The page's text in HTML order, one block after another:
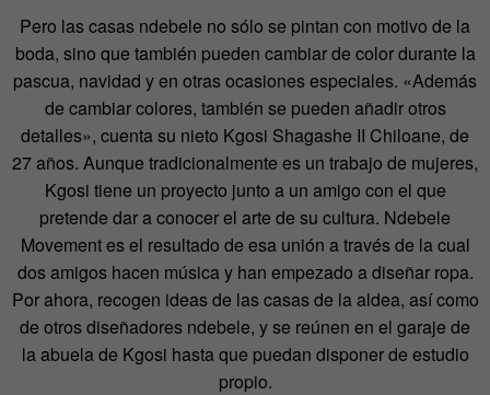
Pero las casas ndebele no sólo se pintan con motivo de la
boda, sino que también pueden cambiar de color durante la
pascua, navidad y en otras ocasiones especiales. «Además
de cambiar colores, también se pueden añadir otros
detalles», cuenta su nieto Kgosi Shagashe II Chiloane, de
27 años. Aunque tradicionalmente es un trabajo de mujeres,
Kgosi tiene un proyecto junto a un amigo con el que
pretende dar a conocer el arte de su cultura. Ndebele
Movement es el resultado de esa unión a través de la cual
dos amigos hacen música y han empezado a diseñar ropa.
Por ahora, recogen ideas de las casas de la aldea, así como
de otros diseñadores ndebele, y se reúnen en el garaje de
la abuela de Kgosi hasta que puedan disponer de estudio
propio.